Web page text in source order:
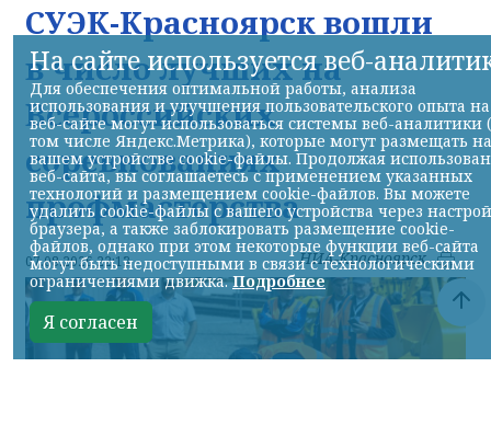
СУЭК-Красноярск вошли
в число лучших на
Всероссийских
соревнованиях
профмастерства
07.08.2026 22:13 НИА-Красноярск
На сайте используется веб-
Для обеспечения оптимальной работы, анализа
использования и улучшения пользовательского опыта на
веб-сайте могут использоваться системы веб-аналитики
том числе Яндекс.Метрика), которые могут размещать на
вашем устройстве cookie-файлы. Продолжая
веб-сайта, вы соглашаетесь с применением указанных
технологий и размещением cookie-файлов. Вы можете
удалить cookie-файлы с вашего устройства через
браузера, а также заблокировать размещение cookie-
файлов, однако при этом некоторые функции веб-сайта
могут быть недоступными в связи с технологическими
ограничениями движка.Подробнее
Я согласен